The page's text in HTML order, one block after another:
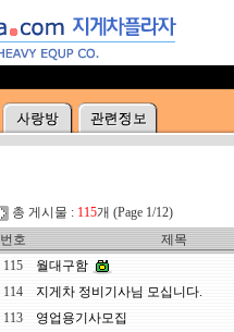
총 게시물 : 115개 (Page 1/12)
번호
제목
115
월대구함
114
지게차 정비기사님 모십니다.
113
영업용기사모집